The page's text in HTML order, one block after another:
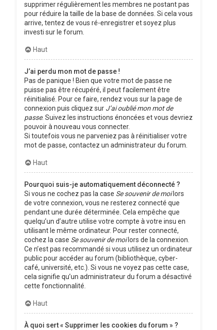
supprimer régulièrement les membres ne postant pas
pour réduire la taille de la base de données. Si cela vous
arrive, tentez de vous ré-enregistrer et soyez plus
investi sur le forum.
Haut
J’ai perdu mon mot de passe !
Pas de panique ! Bien que votre mot de passe ne
puisse pas être récupéré, il peut facilement être
réinitialisé. Pour ce faire, rendez vous sur la page de
connexion puis cliquez sur J’ai oublié mon mot de
passe. Suivez les instructions énoncées et vous devriez
pouvoir à nouveau vous connecter.
Si toutefois vous ne parveniez pas à réinitialiser votre
mot de passe, contactez un administrateur du forum.
Haut
Pourquoi suis-je automatiquement déconnecté ?
Si vous ne cochez pas la case Se souvenir de moilors
de votre connexion, vous ne resterez connecté que
pendant une durée déterminée. Cela empêche que
quelqu’un d’autre utilise votre compte à votre insu en
utilisant le même ordinateur. Pour rester connecté,
cochez la case Se souvenir de moilors de la connexion.
Ce n’est pas recommandé si vous utilisez un ordinateur
public pour accéder au forum (bibliothèque, cyber-
café, université, etc.). Si vous ne voyez pas cette case,
cela signifie qu’un administrateur du forum a désactivé
cette fonctionnalité.
Haut
À quoi sert « Supprimer les cookies du forum » ?